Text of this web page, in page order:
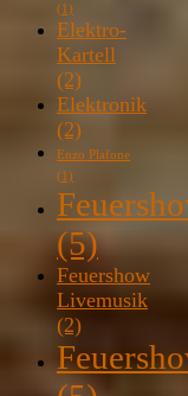
(1)
Elektro-
Kartell
(2)
Elektronik
(2)
Enzo Plafone
(1)
(5)
Feuershow
Livemusik
(2)